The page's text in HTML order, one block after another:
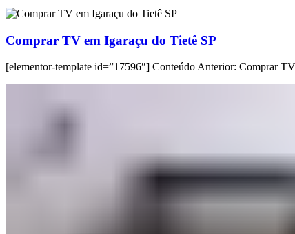
Comprar TV em Igaraçu do Tietê SP
[elementor-template id=”17596″] Conteúdo Anterior: Comprar